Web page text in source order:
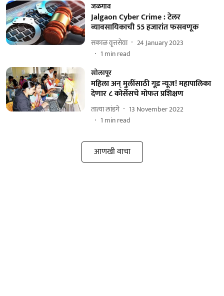
जळगाव
Jalgaon Cyber Crime : टेलर
व्यावसायिकाची 55 हजारांत फसवणूक
सकाळ वृत्तसेवा
24 January 2023
1 min read
सोलापूर
महिला अन्‌ मुलींसाठी गूड न्यूज! महापालिका
देणार ८ कोर्सेसचे मोफत प्रशिक्षण
तात्या लांडगे
13 November 2022
1 min read
आणखी वाचा